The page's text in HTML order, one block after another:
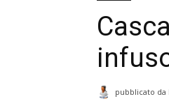
pubblicato da